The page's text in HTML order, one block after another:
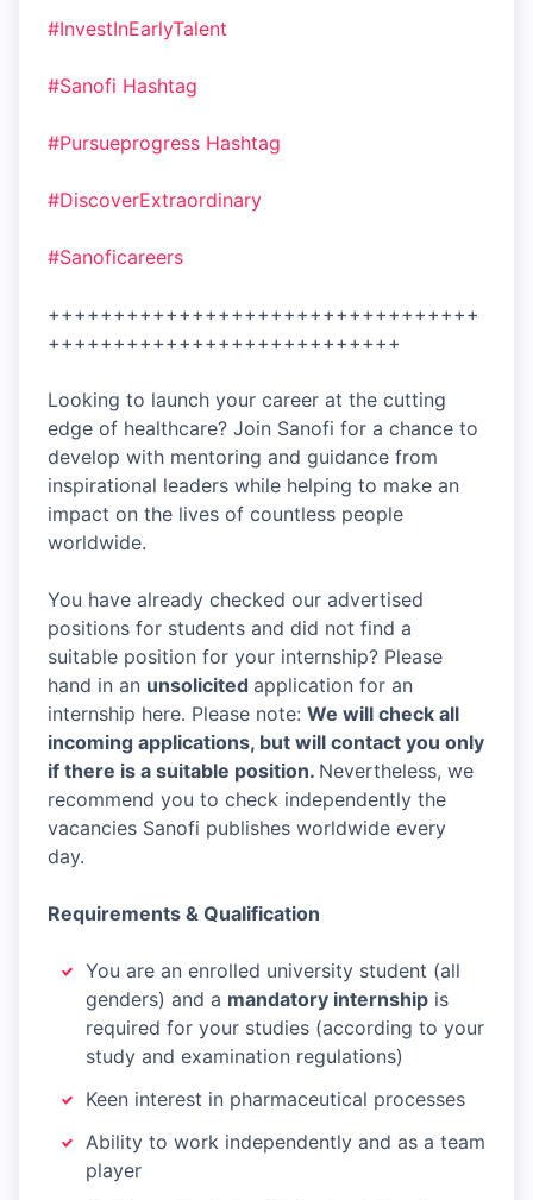
#InvestInEarlyTalent
#Sanofi Hashtag
#Pursueprogress Hashtag
#DiscoverExtraordinary
#Sanoficareers
+++++++++++++++++++++++++++++++++
+++++++++++++++++++++++++++
Looking to launch your career at the cutting
edge of healthcare? Join Sanofi for a chance to
develop with mentoring and guidance from
inspirational leaders while helping to make an
impact on the lives of countless people
worldwide.
You have already checked our advertised
positions for students and did not find a
suitable position for your internship? Please
hand in an unsolicited application for an
internship here. Please note: We will check all
incoming applications, but will contact you only
if there is a suitable position. Nevertheless, we
recommend you to check independently the
vacancies Sanofi publishes worldwide every
day.
Requirements & Qualification
You are an enrolled university student (all
genders) and a mandatory internship is
required for your studies (according to your
study and examination regulations)
Keen interest in pharmaceutical processes
Ability to work independently and as a team
player